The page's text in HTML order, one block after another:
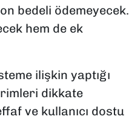
bedeli ödemeyecek.
hem de ek
ilişkin yaptığı
dikkate
ve kullanıcı dostu